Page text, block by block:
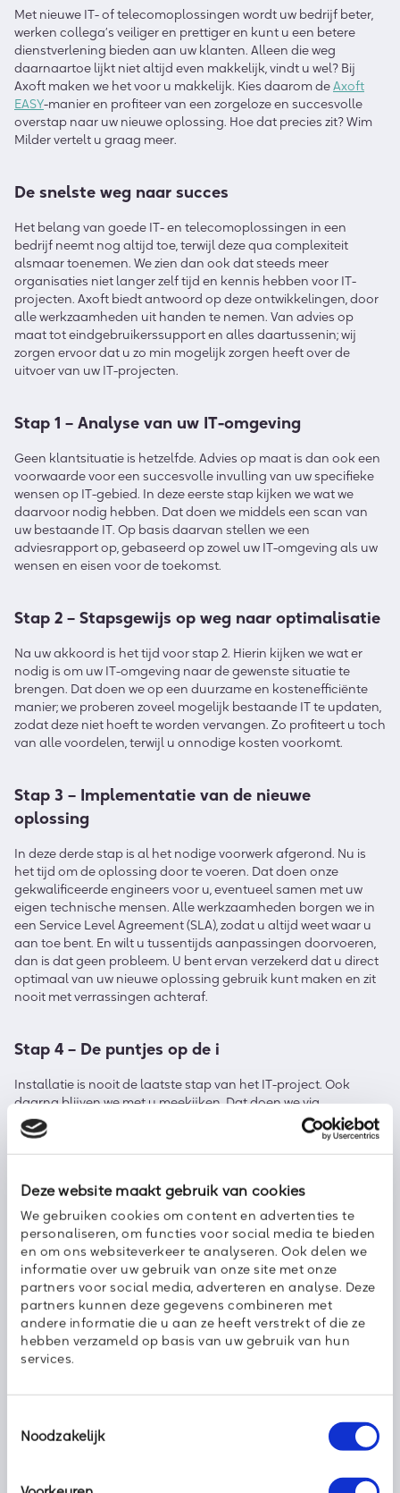
Deze website maakt gebruik van cookies
We gebruiken cookies om content en advertenties te
personaliseren, om functies voor social media te bieden
en om ons websiteverkeer te analyseren. Ook delen we
informatie over uw gebruik van onze site met onze
partners voor social media, adverteren en analyse. Deze
partners kunnen deze gegevens combineren met
andere informatie die u aan ze heeft verstrekt of die ze
hebben verzameld op basis van uw gebruik van hun
services.
Noodzakelijk
Met nieuwe IT- of telecomoplossingen wordt uw bedrijf beter,
werken collega’s veiliger en prettiger en kunt u een betere
dienstverlening bieden aan uw klanten. Alleen die weg
daarnaartoe lijkt niet altijd even makkelijk, vindt u wel? Bij
Axoft maken we het voor u makkelijk. Kies daarom deAxoft
EASY-manier en profiteer van een zorgeloze en succesvolle
overstap naar uw nieuwe oplossing. Hoe dat precies zit? Wim
Milder vertelt u graag meer.
De snelste weg naar succes
Het belang van goede IT- en telecomoplossingen in een
bedrijf neemt nog altijd toe, terwijl deze qua complexiteit
alsmaar toenemen. We zien dan ook dat steeds meer
organisaties niet langer zelf tijd en kennis hebben voor IT-
projecten. Axoft biedt antwoord op deze ontwikkelingen, door
alle werkzaamheden uit handen te nemen. Van advies op
maat tot eindgebruikerssupport en alles daartussenin; wij
zorgen ervoor dat u zo min mogelijk zorgen heeft over de
uitvoer van uw IT-projecten.
Stap 1 – Analyse van uw IT-omgeving
Geen klantsituatie is hetzelfde. Advies op maat is dan ook een
voorwaarde voor een succesvolle invulling van uw specifieke
wensen op IT-gebied. In deze eerste stap kijken we wat we
daarvoor nodig hebben. Dat doen we middels een scan van
uw bestaande IT. Op basis daarvan stellen we een
adviesrapport op, gebaseerd op zowel uw IT-omgeving als uw
wensen en eisen voor de toekomst.
Stap 2 – Stapsgewijs op weg naar optimalisatie
Na uw akkoord is het tijd voor stap 2. Hierin kijken we wat er
nodig is om uw IT-omgeving naar de gewenste situatie te
brengen. Dat doen we op een duurzame en kostenefficiënte
manier; we proberen zoveel mogelijk bestaande IT te updaten,
zodat deze niet hoeft te worden vervangen. Zo profiteert u toch
van alle voordelen, terwijl u onnodige kosten voorkomt.
Stap 3 – Implementatie van de nieuwe
oplossing
In deze derde stap is al het nodige voorwerk afgerond. Nu is
het tijd om de oplossing door te voeren. Dat doen onze
gekwalificeerde engineers voor u, eventueel samen met uw
eigen technische mensen. Alle werkzaamheden borgen we in
een Service Level Agreement (SLA), zodat u altijd weet waar u
aan toe bent. En wilt u tussentijds aanpassingen doorvoeren,
dan is dat geen probleem. U bent ervan verzekerd dat u direct
optimaal van uw nieuwe oplossing gebruik kunt maken en zit
nooit met verrassingen achteraf.
Stap 4 – De puntjes op de i
Installatie is nooit de laatste stap van het IT-project. Ook
daarna blijven we met u meekijken. Dat doen we via
monitoring en beheer op afstand. Ook waar het gaat om al uw
supportverzoeken staan we voor u klaar. Op die manier laat
Axoft uw IT meebewegen met ontwikkelingen binnen uw
kostenvoordelen, en behaalt u zelfs nog meer voordeel uit uw
IT.
Hoe easy wilt u het hebben?
Wilt u ook zo min mogelijk zorgen hebben over uw IT-
projecten? Axoft maakt het u zoeasy mogelijk. Wij richten uw
IT en telecom toekomstvast in, met raad en daad en volledig in
lijn met de zakelijke praktijk van vandaag en morgen.
Daardoor kunt u zich volledig richten op uw kernactiviteiten en
Wim Milder ‒ Business Development Directeur